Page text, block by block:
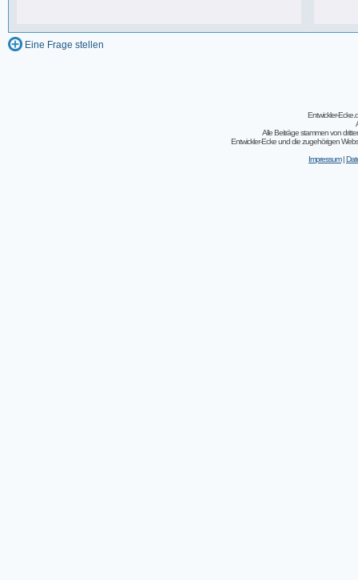
Eine Frage stellen
Entwickler-
Alle Beiträge stammen von
Entwickler-Ecke und die zugehörigen
Impressum|